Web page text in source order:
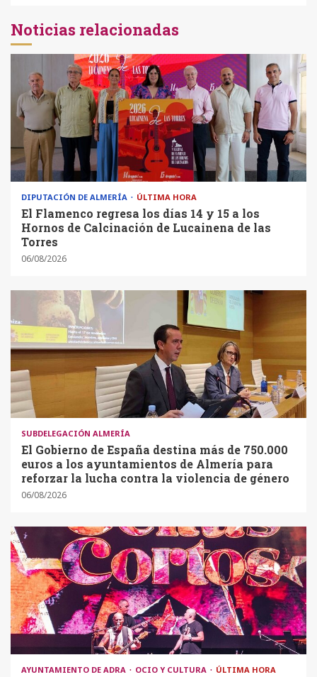
Noticias relacionadas
DIPUTACIÓN DE ALMERÍA ÚLTIMA HORA
El Flamenco regresa los días 14 y 15 a los
Hornos de Calcinación de Lucainena de las
Torres
06/08/2026
SUBDELEGACIÓN ALMERÍA
El Gobierno de España destina más de 750.000
euros a los ayuntamientos de Almería para
reforzar la lucha contra la violencia de género
06/08/2026
AYUNTAMIENTO DE ADRA OCIO Y CULTURA ÚLTIMA HORA